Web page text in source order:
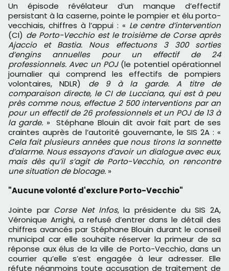
Un épisode révélateur d’un manque d’effectif
persistant à la caserne, pointe le pompier et élu porto-
vecchiais, chiffres à l’appui : « Le centre d’intervention
(CI) de Porto-Vecchio est le troisième de Corse après
Ajaccio et Bastia. Nous effectuons 3 300 sorties
d’engins annuelles pour un effectif de 24
professionnels. Avec un POJ (le potentiel opérationnel
journalier qui comprend les effectifs de pompiers
volontaires, NDLR) de 9 à la garde. A titre de
comparaison directe, le CI de Lucciana, qui est à peu
près comme nous, effectue 2 500 interventions par an
pour un effectif de 26 professionnels et un POJ de 13 à
la garde. » Stéphane Blouin dit avoir fait part de ses
craintes auprès de l’autorité gouvernante, le SIS 2A : «
Cela fait plusieurs années que nous tirons la sonnette
d’alarme. Nous essayons d’avoir un dialogue avec eux,
mais dès qu’il s’agit de Porto-Vecchio, on rencontre
une situation de blocage. »
"Aucune volonté d'exclure Porto-Vecchio"
Jointe par Corse Net Infos, la présidente du SIS 2A,
Véronique Arrighi, a refusé d’entrer dans le détail des
chiffres avancés par Stéphane Blouin durant le conseil
municipal car elle souhaite réserver la primeur de sa
réponse aux élus de la ville de Porto-Vecchio, dans un
courrier qu’elle s’est engagée à leur adresser. Elle
réfute néanmoins toute accusation de traitement de